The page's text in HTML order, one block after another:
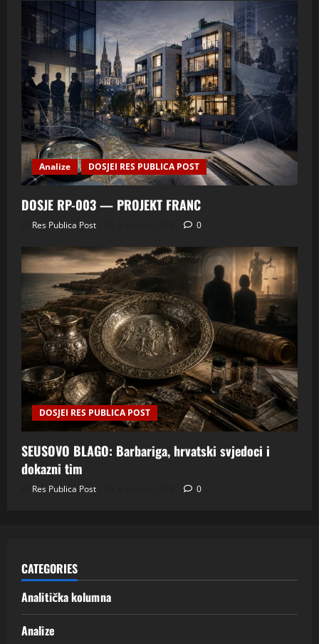
Analize DOSJEI RES PUBLICA POST
DOSJE RP-003 — PROJEKT FRANC
Res Publica Post 0
DOSJEI RES PUBLICA POST
SEUSOVO BLAGO: Barbariga, hrvatski svjedoci i
dokazni tim
Res Publica Post 0
CATEGORIES
Analitička kolumna
Analize